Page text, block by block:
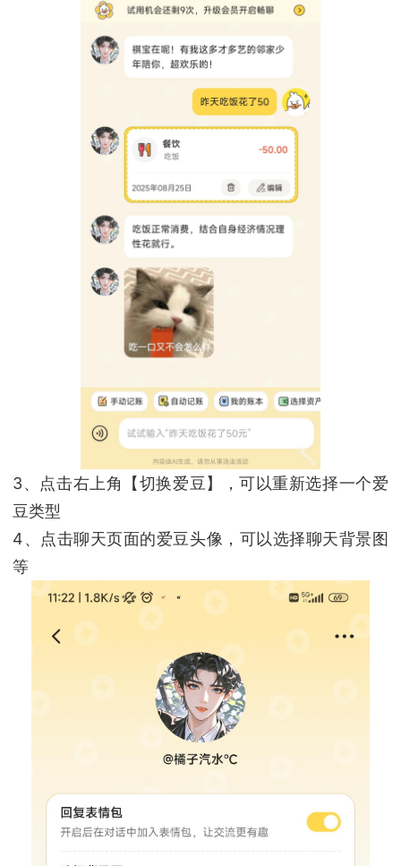
3、点击右上角【切换爱豆】，可以重新选择一个爱
豆类型
4、点击聊天页面的爱豆头像，可以选择聊天背景图
等